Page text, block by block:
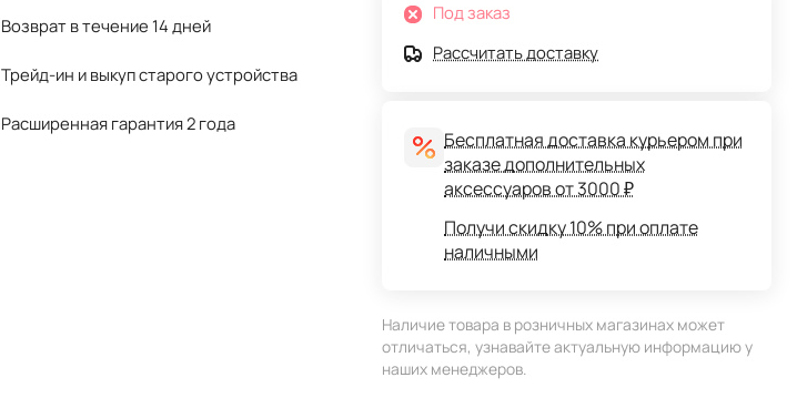
Возврат в течение 14 дней
Трейд-ин и выкуп старого устройства
Расширенная гарантия 2 года
Под заказ
Рассчитать доставку
Бесплатная доставка курьером при
заказе дополнительных
аксессуаров от 3000 ₽
Получи скидку 10% при оплате
наличными
Наличие товара в розничных магазинах может
отличаться, узнавайте актуальную информацию у
наших менеджеров.